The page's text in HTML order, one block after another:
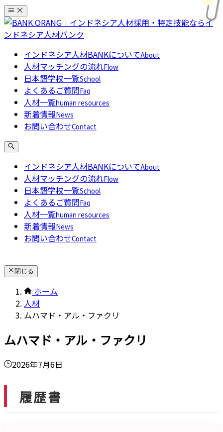
コ
ン
テ
インドネシア人材BANKについてAbout
人材マッチングの流れFlow
日本語学校一覧School
よくあるご質問Faq
人材一覧human resources
新着情報News
お問い合わせContact
インドネシア人材BANKについてAbout
人材マッチングの流れFlow
日本語学校一覧School
よくあるご質問Faq
人材一覧human resources
新着情報News
お問い合わせContact
閉じる
ホーム
人材
ムハマド・アル・ファクリ
ムハマド・アル・ファクリ
2026年7月6日
履歴書